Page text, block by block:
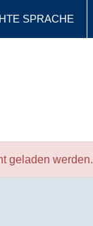
SPRACHE
geladen werden.